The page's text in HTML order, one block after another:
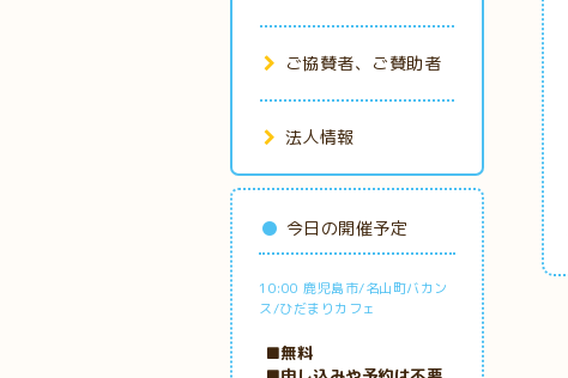
ご協賛者、ご賛助者
法人情報
今日の開催予定
10:00 鹿児島市/名山町バカン
ス/ひだまりカフェ
■無料